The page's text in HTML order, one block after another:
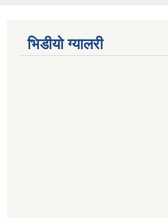
भिडीयो ग्यालरी